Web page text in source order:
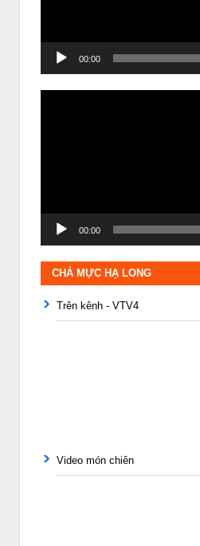
00:00
00:00
CHẢ MỰC HẠ LONG
Trên kênh - VTV4
Video món chiên